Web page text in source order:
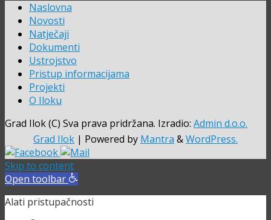
Naslovna
Novosti
Natječaji
Dokumenti
Ustrojstvo
Pristup informacijama
Projekti
O Iloku
Grad Ilok (C) Sva prava pridržana. Izradio: Admin d.o.o.
Grad Ilok | Powered by Mantra &WordPress.
Skip to content
Open toolbar
Alati pristupačnosti